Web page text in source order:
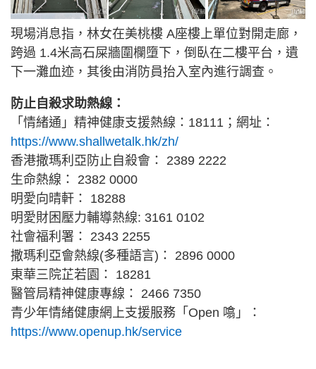
現場消息指，林女在美桃樓 A座樓上單位對開走廊，
跨過 1.4米高石屎牆圍欄墮下，倒臥在二樓平台，遺
下一灘血迹，其後由消防員抬入室內進行調查。
防止自殺求助熱線：
「情緒通」精神健康支援熱線：18111；網址：
https://www.shallwetalk.hk/zh/
香港撒瑪利亞防止自殺會： 2389 2222
生命熱線： 2382 0000
明愛向晴軒： 18288
明愛財困壓力輔導熱線: 3161 0102
社會福利署： 2343 2255
撒瑪利亞會熱線(多種語言)： 2896 0000
東華三院芷若園： 18281
醫管局精神健康專線： 2466 7350
青少年情緒健康網上支援服務「Open 噏」：
https://www.openup.hk/service